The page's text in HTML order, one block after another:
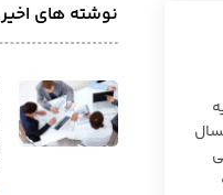
قانون در ۲۶ اردیبهشت امسال
نوشته های اخیر